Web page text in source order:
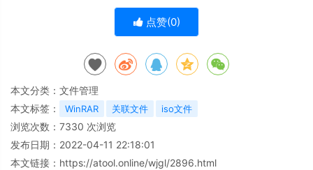
点赞(0)
本文分类： 文件管理
本文标签：
WinRAR 关联文件 iso文件
浏览次数： 7330 次浏览
发布日期：2022-04-11 22:18:01
本文链接： https://atool.online/wjgl/2896.html